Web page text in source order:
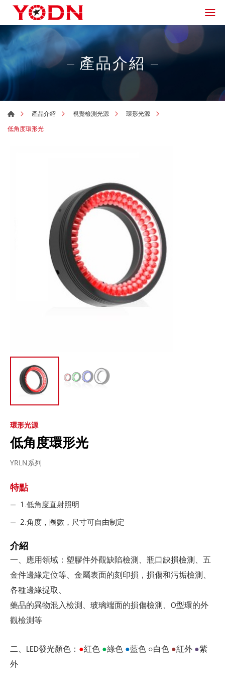
產品介紹
產品介紹 視覺檢測光源
環形光源
低角度環形光
環形光源
低角度環形光
YRLN系列
特點
1.低角度直射照明
2.角度，圈數，尺寸可自由制定
介紹
一、應用領域：塑膠件外觀缺陷檢測、瓶口缺損檢測、五
金件邊緣定位等、金屬表面的刻印損，損傷和污垢檢測、
各種邊緣提取、
藥品的異物混入檢測、玻璃端面的損傷檢測、
O型環的外
觀檢測等
二、LED發光顏色： ●紅色 ●綠色 ●藍色 ○白色 ●紅外 ●紫
外